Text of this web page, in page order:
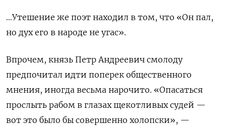
…Утешение же поэт находил в том, что «Он пал,
но дух его в народе не угас».
Впрочем, князь Петр Андреевич смолоду
предпочитал идти поперек общественного
мнения, иногда весьма нарочито. «Опасаться
прослыть рабом в глазах щекотливых судей —
вот это было бы совершенно холопски», —